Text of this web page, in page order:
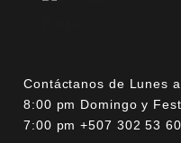
Contáctanos de Lunes
8:00 pm Domingo y
7:00 pm +507 302 53